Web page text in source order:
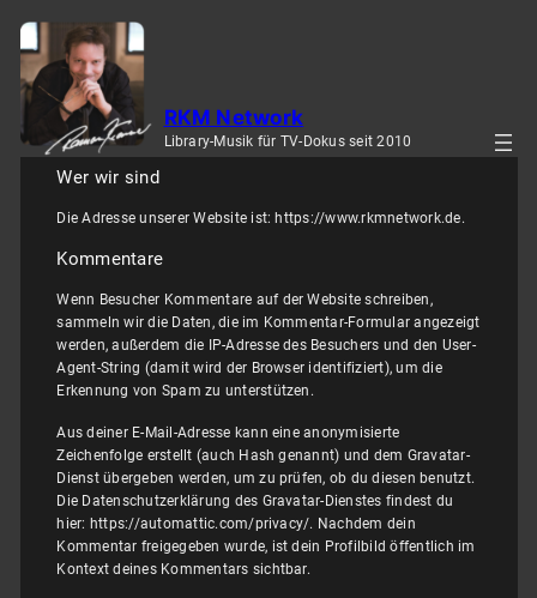
Zum
Inhalt
springen
RKM Network
Library-Musik für TV-Dokus seit 2010
Wer wir sind
Die Adresse unserer Website ist: https://www.rkmnetwork.de.
Kommentare
Wenn Besucher Kommentare auf der Website schreiben,
sammeln wir die Daten, die im Kommentar-Formular angezeigt
werden, außerdem die IP-Adresse des Besuchers und den User-
Agent-String (damit wird der Browser identifiziert), um die
Erkennung von Spam zu unterstützen.
Aus deiner E-Mail-Adresse kann eine anonymisierte
Zeichenfolge erstellt (auch Hash genannt) und dem Gravatar-
Dienst übergeben werden, um zu prüfen, ob du diesen benutzt.
Die Datenschutzerklärung des Gravatar-Dienstes findest du
hier: https://automattic.com/privacy/. Nachdem dein
Kommentar freigegeben wurde, ist dein Profilbild öffentlich im
Kontext deines Kommentars sichtbar.